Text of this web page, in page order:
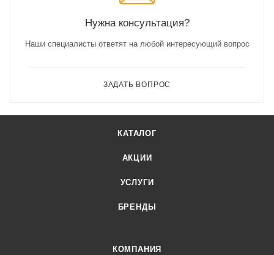
Нужна консультация?
Наши специалисты ответят на любой интересующий вопрос
ЗАДАТЬ ВОПРОС
КАТАЛОГ
АКЦИИ
УСЛУГИ
БРЕНДЫ
КОМПАНИЯ